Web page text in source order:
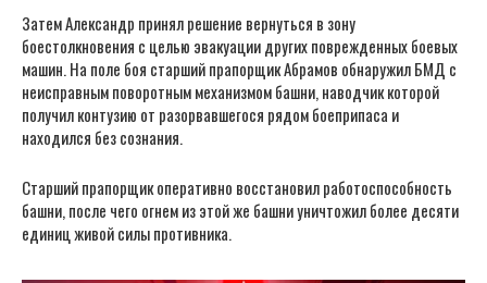
Затем Александр принял решение вернуться в зону
боестолкновения с целью эвакуации других поврежденных боевых
машин. На поле боя старший прапорщик Абрамов обнаружил БМД с
неисправным поворотным механизмом башни, наводчик которой
получил контузию от разорвавшегося рядом боеприпаса и
находился без сознания.
Старший прапорщик оперативно восстановил работоспособность
башни, после чего огнем из этой же башни уничтожил более десяти
единиц живой силы противника.